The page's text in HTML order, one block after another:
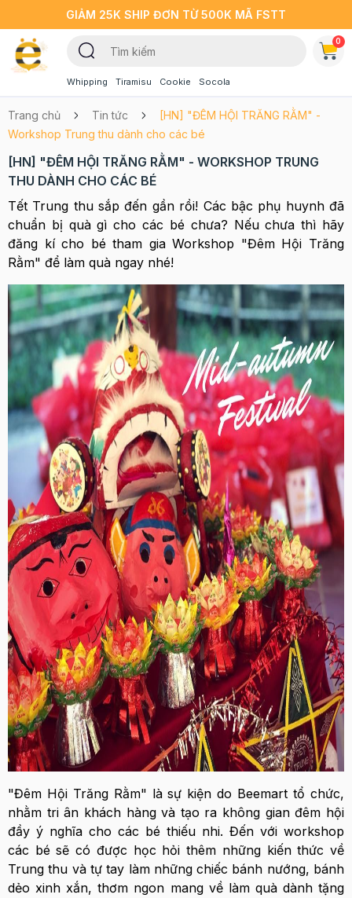
GIẢM 25K SHIP ĐƠN TỪ 500K MÃ FSTT
Whipping Tiramisu Cookie Socola
0
Trang chủ Tin tức
[HN] "ĐÊM HỘI TRĂNG RẰM" -
Workshop Trung thu dành cho các bé
[HN] "ĐÊM HỘI TRĂNG RẰM" - WORKSHOP TRUNG
THU DÀNH CHO CÁC BÉ
Tết Trung thu sắp đến gần rồi! Các bậc phụ huynh đã
chuẩn bị quà gì cho các bé chưa? Nếu chưa thì hãy
đăng kí cho bé tham gia Workshop "Đêm Hội Trăng
Rằm" để làm quà ngay nhé!
"Đêm Hội Trăng Rằm" là sự kiện do Beemart tổ chức,
nhằm tri ân khách hàng và tạo ra không gian đêm hội
đầy ý nghĩa cho các bé thiếu nhi. Đến với workshop
các bé sẽ có được học hỏi thêm những kiến thức về
Trung thu và tự tay làm những chiếc bánh nướng, bánh
dẻo xinh xắn, thơm ngon mang về làm quà dành tặng